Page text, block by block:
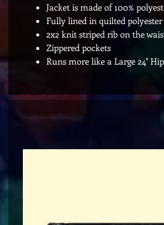
Jacket is made of 100%
Fully lined in quilted
2x2 knit striped rib on the
Zippered pockets
Runs more like a Large 24"